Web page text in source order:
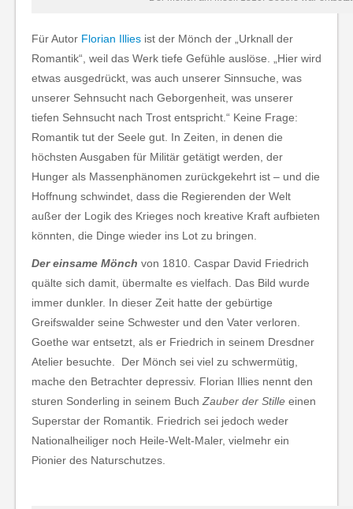
Für Autor Florian Illies ist der Mönch der „Urknall der
Romantik“, weil das Werk tiefe Gefühle auslöse. „Hier wird
etwas ausgedrückt, was auch unserer Sinnsuche, was
unserer Sehnsucht nach Geborgenheit, was unserer
tiefen Sehnsucht nach Trost entspricht.“ Keine Frage:
Romantik tut der Seele gut. In Zeiten, in denen die
höchsten Ausgaben für Militär getätigt werden, der
Hunger als Massenphänomen zurückgekehrt ist – und die
Hoffnung schwindet, dass die Regierenden der Welt
außer der Logik des Krieges noch kreative Kraft aufbieten
könnten, die Dinge wieder ins Lot zu bringen.
Der einsame Mönch von 1810. Caspar David Friedrich
quälte sich damit, übermalte es vielfach. Das Bild wurde
immer dunkler. In dieser Zeit hatte der gebürtige
Greifswalder seine Schwester und den Vater verloren.
Goethe war entsetzt, als er Friedrich in seinem Dresdner
Atelier besuchte. Der Mönch sei viel zu schwermütig,
mache den Betrachter depressiv. Florian Illies nennt den
sturen Sonderling in seinem Buch Zauber der Stille einen
Superstar der Romantik. Friedrich sei jedoch weder
Nationalheiliger noch Heile-Welt-Maler, vielmehr ein
Pionier des Naturschutzes.